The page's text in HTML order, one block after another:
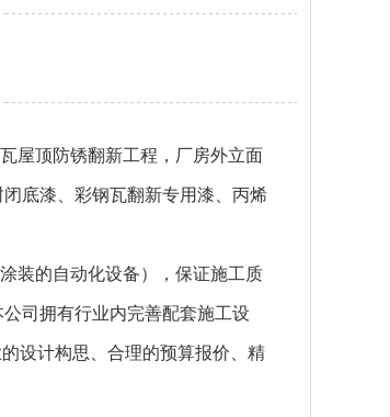
屋顶防锈翻新工程，厂房外立面
底漆、彩钢瓦翻新专用漆、丙烯
装的自动化设备），保证施工质
司拥有行业内完善配套施工设
设计构思、合理的预算报价、精